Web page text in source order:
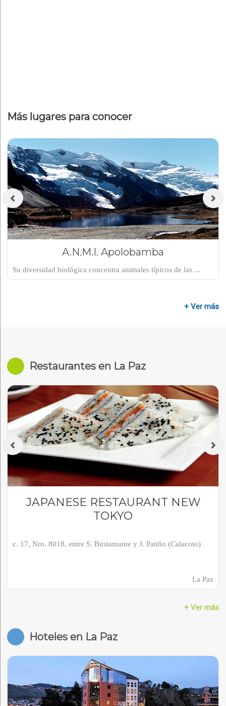
Más lugares para conocer
A.N.M.I. Apolobamba
Su diversidad biológica concentra animales típicos de las ...
+ Ver más
Restaurantes en La Paz
JAPANESE RESTAURANT NEW
TOKYO
c. 17, Nro. 8018, entre S. Bustamante y J. Patiño (Calacoto)
La Paz
+ Ver más
Hoteles en La Paz